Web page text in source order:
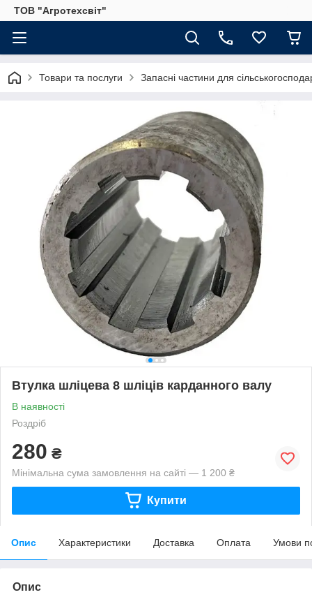
ТОВ "Агротехсвіт"
Товари та послуги Запасні частини для
Втулка шліцева 8 шліців карданного валу
В наявності
Роздріб
280 ₴
Мінімальна сума замовлення на сайті — 1 200 ₴
Купити
Опис Характеристики Доставка Оплата Умови
Опис